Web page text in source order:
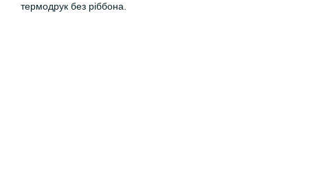
термодрук без ріббона.